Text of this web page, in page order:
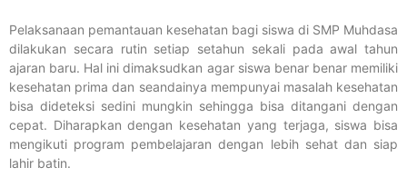
Pelaksanaan pemantauan kesehatan bagi siswa di SMP Muhdasa
dilakukan secara rutin setiap setahun sekali pada awal tahun
ajaran baru. Hal ini dimaksudkan agar siswa benar benar memiliki
kesehatan prima dan seandainya mempunyai masalah kesehatan
bisa dideteksi sedini mungkin sehingga bisa ditangani dengan
cepat. Diharapkan dengan kesehatan yang terjaga, siswa bisa
mengikuti program pembelajaran dengan lebih sehat dan siap
lahir batin.